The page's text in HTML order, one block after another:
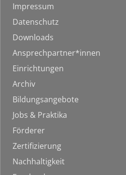
Impressum
Datenschutz
Downloads
Ansprechpartner*innen
Einrichtungen
Archiv
Bildungsangebote
Jobs & Praktika
Förderer
Zertifizierung
Nachhaltigkeit